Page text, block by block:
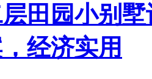
田园小别
经济实用